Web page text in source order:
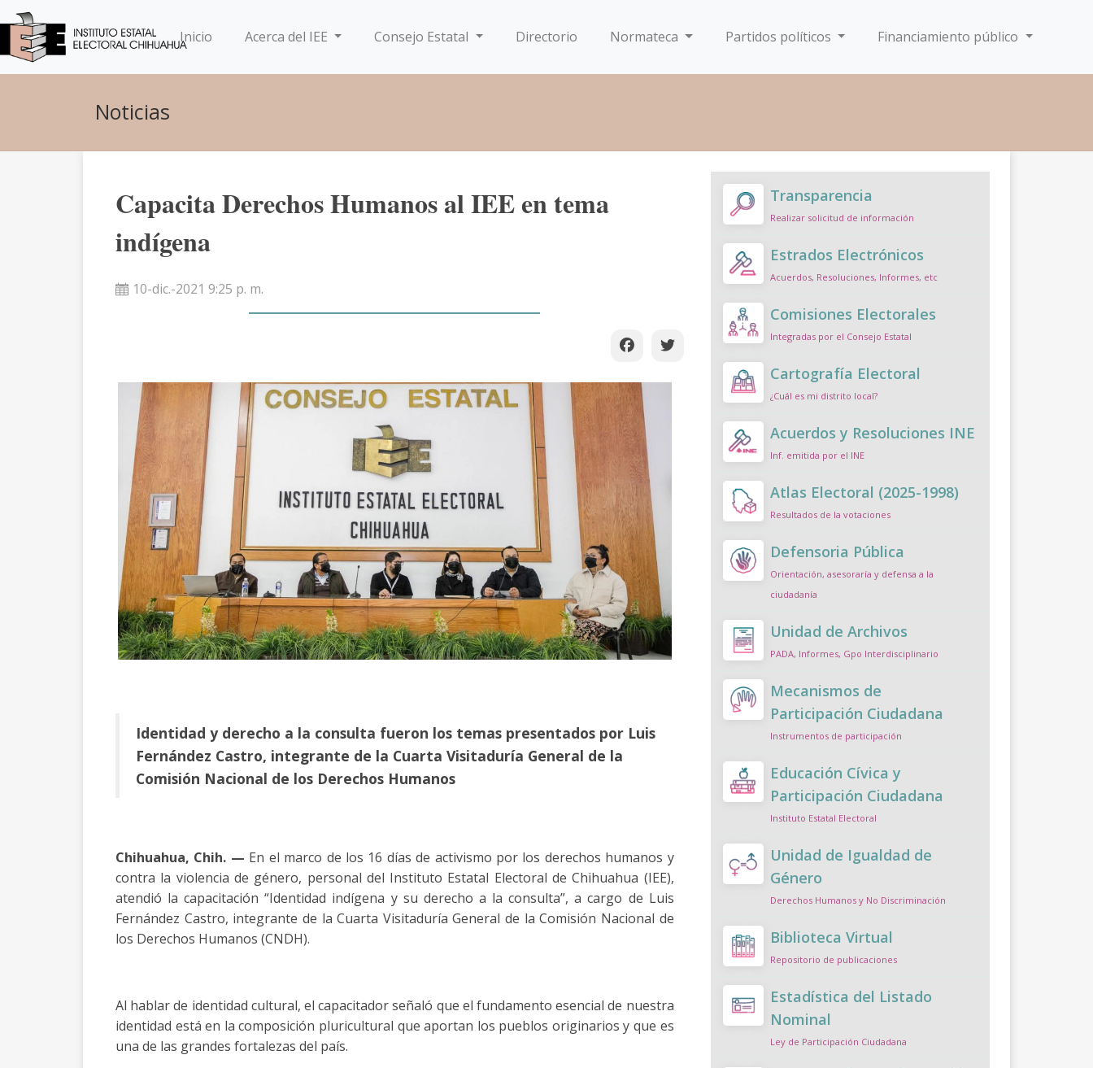
Inicio(current)Acerca del IEE Consejo Estatal Directorio Normateca Partidos políticos Financiamiento público
Noticias
Capacita Derechos Humanos al IEE en tema
indígena
10-dic.-2021 9:25 p. m.
Identidad y derecho a la consulta fueron los temas presentados por Luis
Fernández Castro, integrante de la Cuarta Visitaduría General de la
Comisión Nacional de los Derechos Humanos
Chihuahua, Chih. — En el marco de los 16 días de activismo por los derechos humanos y
contra la violencia de género, personal del Instituto Estatal Electoral de Chihuahua (IEE),
atendió la capacitación “Identidad indígena y su derecho a la consulta”, a cargo de Luis
Fernández Castro, integrante de la Cuarta Visitaduría General de la Comisión Nacional de
los Derechos Humanos (CNDH).
Al hablar de identidad cultural, el capacitador señaló que el fundamento esencial de nuestra
identidad está en la composición pluricultural que aportan los pueblos originarios y que es
una de las grandes fortalezas del país.
Transparencia
Realizar solicitud de información
Estrados Electrónicos
Acuerdos, Resoluciones, Informes, etc
Comisiones Electorales
Integradas por el Consejo Estatal
Cartografía Electoral
¿Cuál es mi distrito local?
Acuerdos y Resoluciones INE
Inf. emitida por el INE
Atlas Electoral (2025-1998)
Resultados de la votaciones
Defensoria Pública
Orientación, asesoraría y defensa a la
ciudadanía
Unidad de Archivos
PADA, Informes, Gpo Interdisciplinario
Mecanismos de
Participación Ciudadana
Instrumentos de participación
Educación Cívica y
Participación Ciudadana
Instituto Estatal Electoral
Unidad de Igualdad de
Género
Derechos Humanos y No Discriminación
Biblioteca Virtual
Repositorio de publicaciones
Estadística del Listado
Nominal
Ley de Participación Ciudadana